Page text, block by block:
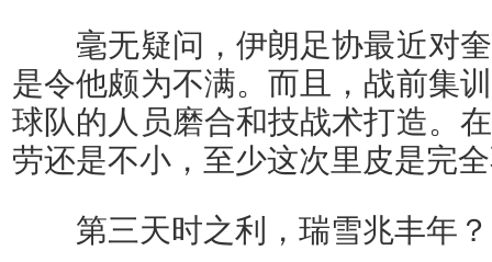
毫无疑问，伊朗足协最近对奎
是令他颇为不满。而且，战前集
球队的人员磨合和技战术打造。
劳还是不小，至少这次里皮是完
第三天时之利，瑞雪兆丰年？